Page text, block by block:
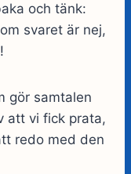
och tänk:
svaret är nej,
gör samtalen
att vi fick prata,
redo med den